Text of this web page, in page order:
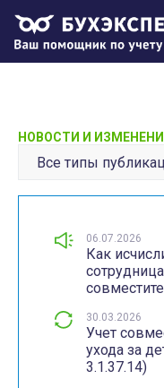
НОВОСТИ И
06.07.2026
Как
30.03.2026
Учет
ухода за
3.1.37.14)